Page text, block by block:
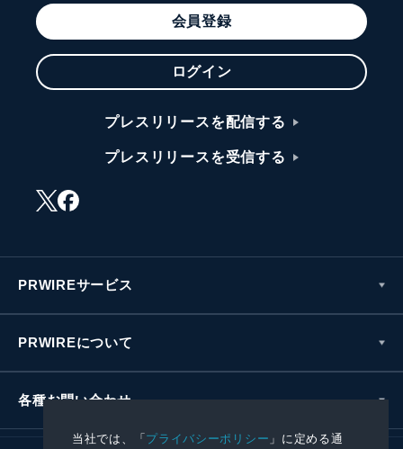
当社では、「プライバシーポリシー 」に定める通
会員登録
ログイン
プレスリリースを配信する
プレスリリースを受信する
PRWIREサービス
PRWIREについて
各種お問い合わせ